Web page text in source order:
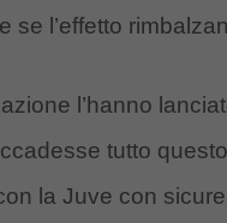
se l’effetto
l’hanno
tutto
la Juve con